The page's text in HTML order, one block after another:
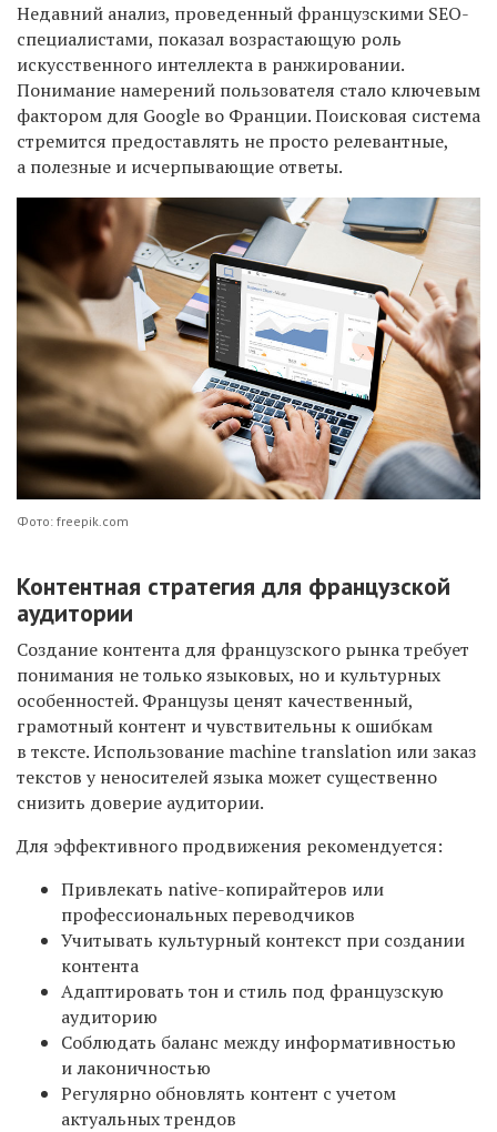
Недавний анализ, проведенный французскими SEO-
специалистами, показал возрастающую роль
искусственного интеллекта в ранжировании.
Понимание намерений пользователя стало ключевым
фактором для Google во Франции. Поисковая система
стремится предоставлять не просто релевантные,
а полезные и исчерпывающие ответы.
Фото: freepik.com
Контентная стратегия для французской
аудитории
Создание контента для французского рынка требует
понимания не только языковых, но и культурных
особенностей. Французы ценят качественный,
грамотный контент и чувствительны к ошибкам
в тексте. Использование machine translation или заказ
текстов у неносителей языка может существенно
снизить доверие аудитории.
Для эффективного продвижения рекомендуется:
Привлекать native-копирайтеров или
профессиональных переводчиков
Учитывать культурный контекст при создании
контента
Адаптировать тон и стиль под французскую
аудиторию
Соблюдать баланс между информативностью
и лаконичностью
Регулярно обновлять контент с учетом
актуальных трендов